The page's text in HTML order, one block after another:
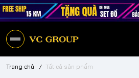
Trang chủ / Tất cả sản phẩm